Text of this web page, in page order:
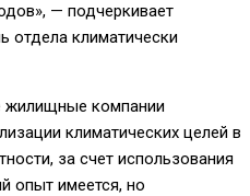
— подчеркивает
отдела климатически
жилищные компании
климатических целей в
за счет использования
опыт имеется, но